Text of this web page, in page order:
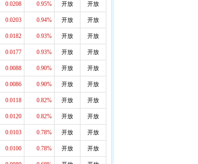
0.0208 0.95% 开放 开放
0.0203 0.94% 开放 开放
0.0182 0.93% 开放 开放
0.0177 0.93% 开放 开放
0.0088 0.90% 开放 开放
0.0086 0.90% 开放 开放
0.0118 0.82% 开放 开放
0.0120 0.82% 开放 开放
0.0103 0.78% 开放 开放
0.0100 0.78% 开放 开放